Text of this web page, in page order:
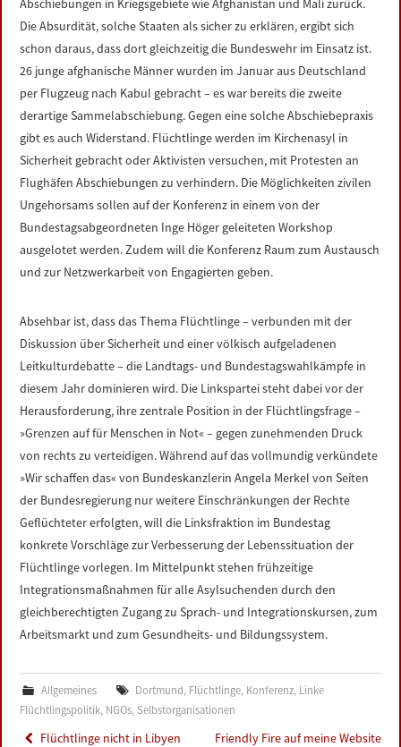
Abschiebungen in Kriegsgebiete wie Afghanistan und Mali zurück.
Die Absurdität, solche Staaten als sicher zu erklären, ergibt sich
schon daraus, dass dort gleichzeitig die Bundeswehr im Einsatz ist.
26 junge afghanische Männer wurden im Januar aus Deutschland
per Flugzeug nach Kabul gebracht – es war bereits die zweite
derartige Sammelabschiebung. Gegen eine solche Abschiebepraxis
gibt es auch Widerstand. Flüchtlinge werden im Kirchenasyl in
Sicherheit gebracht oder Aktivisten versuchen, mit Protesten an
Flughäfen Abschiebungen zu verhindern. Die Möglichkeiten zivilen
Ungehorsams sollen auf der Konferenz in einem von der
Bundestagsabgeordneten Inge Höger geleiteten Workshop
ausgelotet werden. Zudem will die Konferenz Raum zum Austausch
und zur Netzwerkarbeit von Engagierten geben.
Absehbar ist, dass das Thema Flüchtlinge – verbunden mit der
Diskussion über Sicherheit und einer völkisch aufgeladenen
Leitkulturdebatte – die Landtags- und Bundestagswahlkämpfe in
diesem Jahr dominieren wird. Die Linkspartei steht dabei vor der
Herausforderung, ihre zentrale Position in der Flüchtlingsfrage –
»Grenzen auf für Menschen in Not« – gegen zunehmenden Druck
von rechts zu verteidigen. Während auf das vollmundig verkündete
»Wir schaffen das« von Bundeskanzlerin Angela Merkel von Seiten
der Bundesregierung nur weitere Einschränkungen der Rechte
Geflüchteter erfolgten, will die Linksfraktion im Bundestag
konkrete Vorschläge zur Verbesserung der Lebenssituation der
Flüchtlinge vorlegen. Im Mittelpunkt stehen frühzeitige
Integrationsmaßnahmen für alle Asylsuchenden durch den
gleichberechtigten Zugang zu Sprach- und Integrationskursen, zum
Arbeitsmarkt und zum Gesundheits- und Bildungssystem.
Allgemeines Dortmund, Flüchtlinge, Konferenz, Linke
Flüchtlingspolitik, NGOs, Selbstorganisationen
Post
Flüchtlinge nicht in Libyen
Friendly Fire auf meine Website